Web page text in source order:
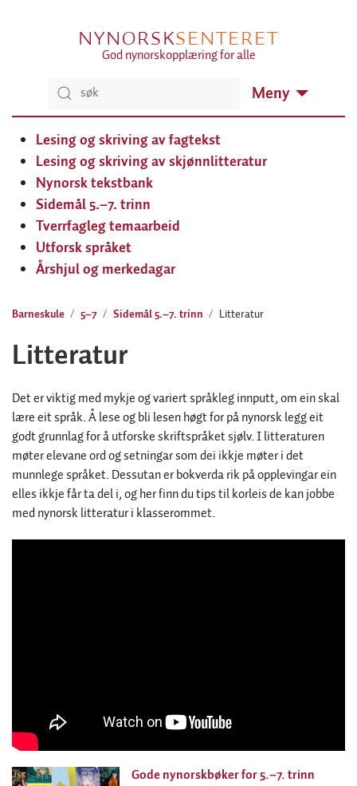
NYNORSKSENTERET
God nynorskopplæring for alle
Meny
Lesing og skriving av fagtekst
Lesing og skriving av skjønnlitteratur
Nynorsk tekstbank
Sidemål 5.–7. trinn
Tverrfagleg temaarbeid
Utforsk språket
Årshjul og merkedagar
Barneskule 5–7 Sidemål 5.–7. trinn Litteratur
Litteratur
Det er viktig med mykje og variert språkleg innputt, om ein skal
lære eit språk. Å lese og bli lesen høgt for på nynorsk legg eit
godt grunnlag for å utforske skriftspråket sjølv. I litteraturen
møter elevane ord og setningar som dei ikkje møter i det
munnlege språket. Dessutan er bokverda rik på opplevingar ein
elles ikkje får ta del i, og her finn du tips til korleis de kan jobbe
med nynorsk litteratur i klasserommet.
Gode nynorskbøker for 5.–7. trinn